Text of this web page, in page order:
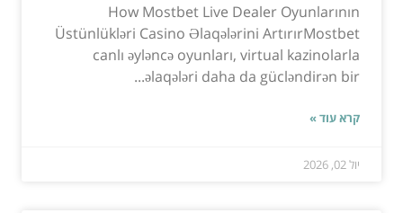
How Mostbet Live Dealer Oyunlarının
Üstünlükləri Casino Əlaqələrini ArtırırMostbet
canlı əyləncə oyunları, virtual kazinolarla
əlaqələri daha da gücləndirən bir...
קרא עוד »
יול 02, 2026